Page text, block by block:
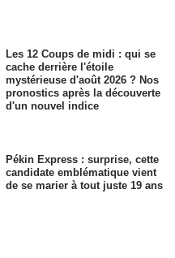
Les 12 Coups de midi : qui se
cache derrière l'étoile
mystérieuse d'août 2026 ? Nos
pronostics après la découverte
d'un nouvel indice
Pékin Express : surprise, cette
candidate emblématique vient
de se marier à tout juste 19 ans